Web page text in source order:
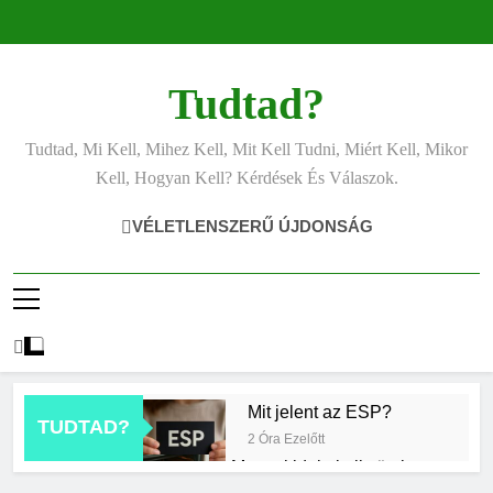
Tudtad?
Tudtad, Mi Kell, Mihez Kell, Mit Kell Tudni, Miért Kell, Mikor
Kell, Hogyan Kell? Kérdések És Válaszok.
VÉLETLENSZERŰ ÚJDONSÁG
TUDTAD?
Mit jelent az ESP?
2 Óra Ezelőtt
Mennyi ideig kell sütni a